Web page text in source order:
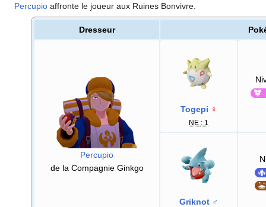
Percupio affronte le joueur aux Ruines Bonvivre.
Dresseur
Percupio
de la Compagnie Ginkgo
Togepi ♀
NE : 1
Griknot ♂